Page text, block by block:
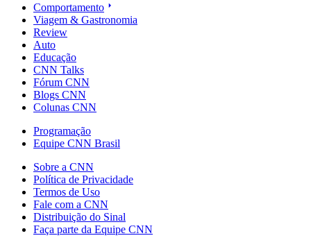
Comportamento
Viagem & Gastronomia
Review
Auto
Educação
CNN Talks
Fórum CNN
Blogs CNN
Colunas CNN
Programação
Equipe CNN Brasil
Sobre a CNN
Política de Privacidade
Termos de Uso
Fale com a CNN
Distribuição do Sinal
Faça parte da Equipe CNN